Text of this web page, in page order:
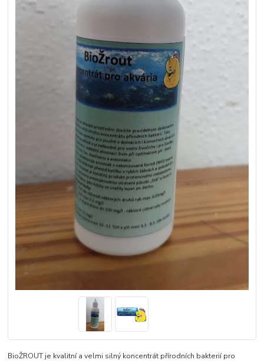
BioŽROUT je kvalitní a velmi silný koncentrát přírodních bakterií pro